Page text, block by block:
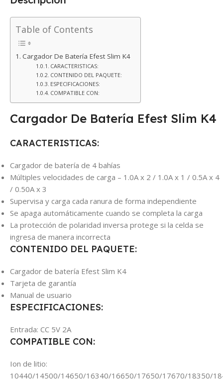
Table of Contents
Cargador De Batería Efest Slim K4
CARACTERISTICAS:
CONTENIDO DEL PAQUETE:
ESPECIFICACIONES:
COMPATIBLE CON:
Cargador De Batería Efest Slim K4
CARACTERISTICAS:
Cargador de batería de 4 bahías
Múltiples velocidades de carga – 1.0A x 2 / 1.0A x 1 / 0.5A x 4
/ 0.50A x 3
Supervisa y carga cada ranura de forma independiente
Se apaga automáticamente cuando se completa la carga
La protección de polaridad inversa protege si la celda se
ingresa de manera incorrecta
CONTENIDO DEL PAQUETE:
Cargador de batería Efest Slim K4
Tarjeta de garantía
Manual de usuario
ESPECIFICACIONES:
Entrada: CC 5V 2A
COMPATIBLE CON:
Ion de litio:
10440/14500/14650/16340/16650/17650/17670/18350/